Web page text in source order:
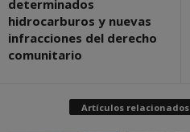
determinados
hidrocarburos y nuevas
infracciones del derecho
comunitario
Artículos relacionados